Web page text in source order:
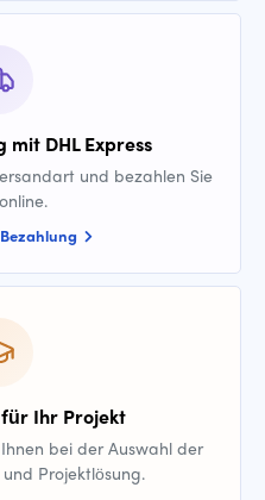
mit DHL Express
und bezahlen Sie
Ihr Projekt
bei der Auswahl der
Projektlösung.